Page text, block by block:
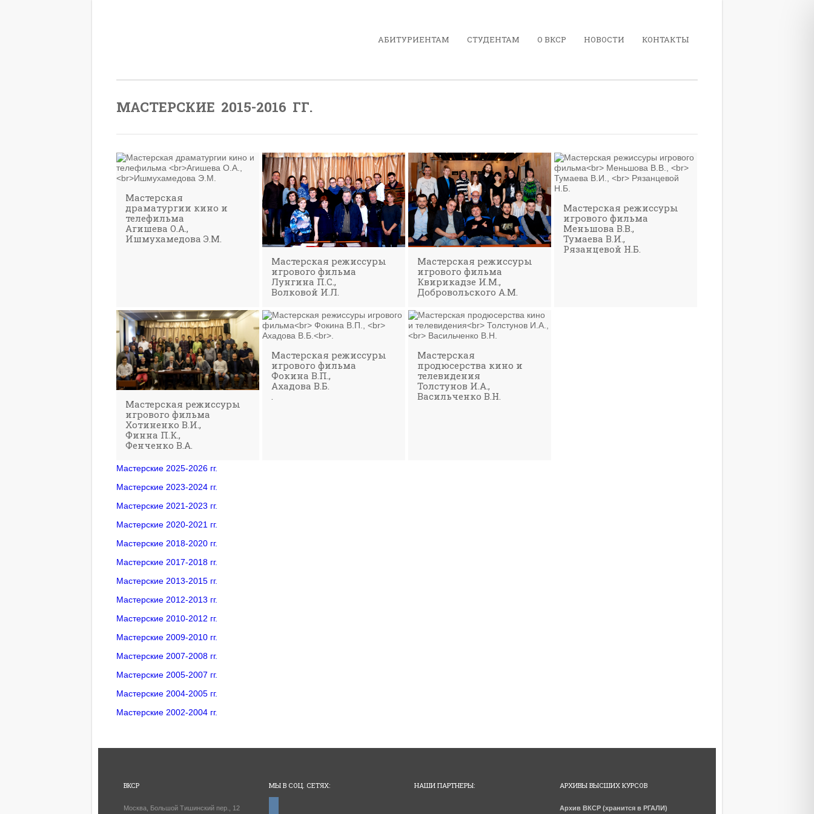
АБИТУРИЕНТАМ СТУДЕНТАМ О ВКСР НОВОСТИ КОНТАКТЫ
МАСТЕРСКИЕ 2015-2016 ГГ.
Мастерская
драматургии кино и
телефильма
Агишева О.А.,
Ишмухамедова Э.М.
Мастерская режиссуры
игрового фильма
Лунгина П.С.,
Волковой И.Л.
Мастерская режиссуры
игрового фильма
Квирикадзе И.М.,
Добровольского А.М.
Мастерская режиссуры
игрового фильма
Меньшова В.В.,
Тумаева В.И.,
Рязанцевой Н.Б.
Мастерская режиссуры
игрового фильма
Хотиненко В.И.,
Финна П.К.,
Фенченко В.А.
Мастерская режиссуры
игрового фильма
Фокина В.П.,
Ахадова В.Б.
.
Мастерская
продюсерства кино и
телевидения
Толстунов И.А.,
Васильченко В.Н.
Мастерские 2025-2026 гг.
Мастерские 2023-2024 гг.
Мастерские 2021-2023 гг.
Мастерские 2020-2021 гг.
Мастерские 2018-2020 гг.
Мастерские 2017-2018 гг.
Мастерские 2013-2015 гг.
Мастерские 2012-2013 гг.
Мастерские 2010-2012 гг.
Мастерские 2009-2010 гг.
Мастерские 2007-2008 гг.
Мастерские 2005-2007 гг.
Мастерские 2004-2005 гг.
Мастерские 2002-2004 гг.
ВКСР
Москва, Большой Тишинский пер., 12
МЫ В СОЦ. СЕТЯХ: НАШИ ПАРТНЕРЫ: АРХИВЫ ВЫСШИХ КУРСОВ
Архив ВКСР (хранится в РГАЛИ)